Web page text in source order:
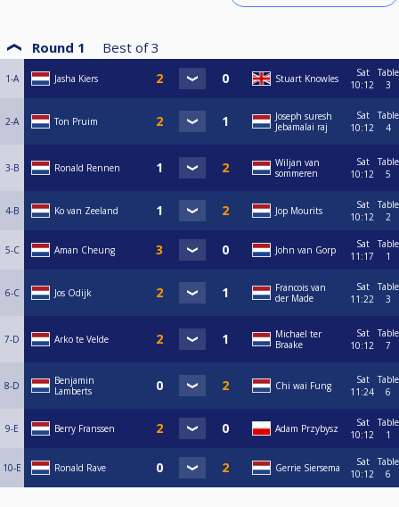
Round 1 Best of 3
1-A Jasha Kiers Stuart Knowles
Sat
10:12
Table
3
2-A Ton Pruim
Joseph suresh
Jebamalai raj
Sat
10:12
Table
4
3-B Ronald Rennen
Wiljan van
sommeren
Sat
10:12
Table
5
4-B Ko van Zeeland Jop Mourits
Sat
10:12
Table
2
5-C Aman Cheung John van Gorp
Sat
11:17
Table
1
6-C Jos Odijk
Francois van
der Made
Sat
11:22
Table
3
7-D Arko te Velde
Michael ter
Braake
Sat
10:12
Table
7
8-D
Benjamin
Lamberts
Chi wai Fung
Sat
11:24
Table
6
9-E Berry Franssen Adam Przybysz
Sat
10:12
Table
1
10-E Ronald Rave Gerrie Siersema
Sat
10:12
Table
6